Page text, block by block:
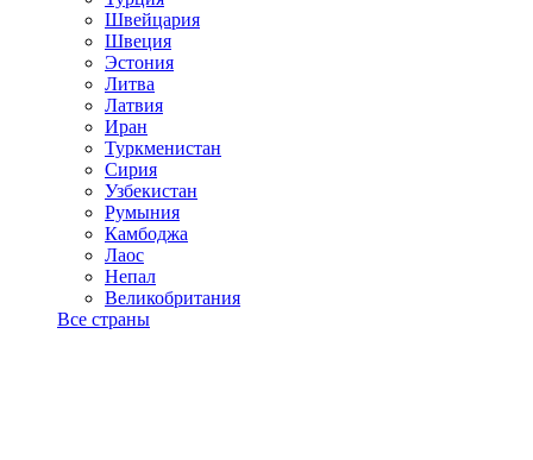
Швейцария
Швеция
Эстония
Литва
Латвия
Иран
Туркменистан
Сирия
Узбекистан
Румыния
Камбоджа
Лаос
Непал
Великобритания
Все страны